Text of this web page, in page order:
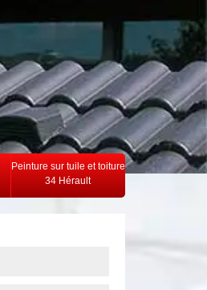
Peinture sur tuile et toiture
34 Hérault